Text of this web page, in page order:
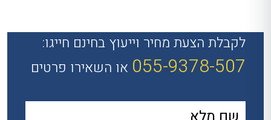
לקבלת הצעת מחיר וייעוץ בחינם חייגו:
055-9378-507 או השאירו פרטים